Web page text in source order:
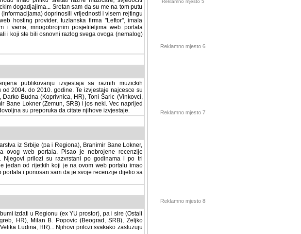
Sretan sam da su me na tom putu pratili
doprinosili vrijednosti i visem rejtingu ovog
provider, tuzlanska firma "Leftor", imala
i vama, mnogobrojnim posjetiteljima web portala
i koji ste bili osnovni razlog svega ovoga (nemalog)
publikovanju izvjestaja sa raznih muzickih
2004. do 2010. godine. Te izvjestaje najcesce su
Budna (Koprivnica, HR), Toni Šaric (Vinkovci,
Bane Lokner (Zemun, SRB) i jos neki. Vec naprijed
su preporuka da citate njihove izvjestaje.
iz Srbije (pa i Regiona), Branimir Bane Lokner,
web portala. Pisao je nebrojene recenzije muzickih
su razvrstani po godinama i po tri osnovne
koji je na ovom web portalu imao svoju rubriku.
sam da je svoje recenzije dijelio sa svima vama,
izdati u Regionu (ex YU prostor), pa i sire (Ostali
Milan B. Popovic (Beograd, SRB), Zeljko Milovic
HR)... Njihovi prilozi svakako zasluzuju da se